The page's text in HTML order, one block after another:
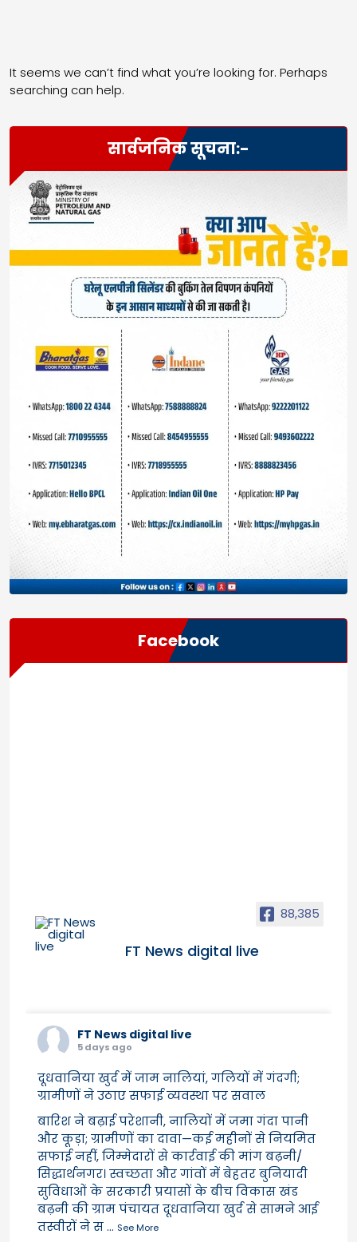
It seems we can’t find what you’re looking for. Perhaps
searching can help.
सार्वजनिक सूचना:-
Facebook
88,385
FT News digital live
FT News digital live
5 days ago
दूधवानिया खुर्द में जाम नालियां, गलियों में गंदगी;
ग्रामीणों ने उठाए सफाई व्यवस्था पर सवाल
बारिश ने बढ़ाई परेशानी, नालियों में जमा गंदा पानी
और कूड़ा; ग्रामीणों का दावा—कई महीनों से नियमित
सफाई नहीं, जिम्मेदारों से कार्रवाई की मांग बढ़नी/
सिद्धार्थनगर। स्वच्छता और गांवों में बेहतर बुनियादी
सुविधाओं के सरकारी प्रयासों के बीच विकास खंड
बढ़नी की ग्राम पंचायत दूधवानिया खुर्द से सामने आई
तस्वीरों ने स... See More